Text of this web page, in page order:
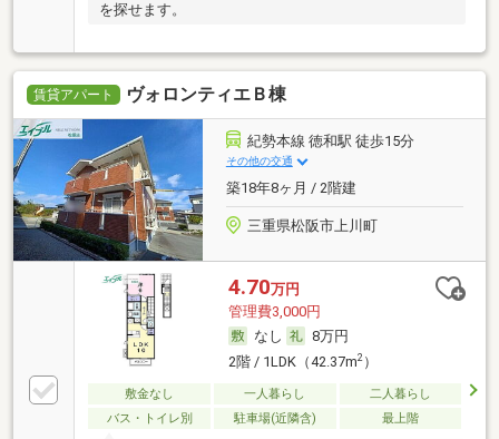
を探せます。
賃貸アパート ヴォロンティエＢ棟
紀勢本線 徳和駅 徒歩15分
その他の交通
築18年8ヶ月 / 2階建
三重県松阪市上川町
4.70万円
管理費3,000円
なし
8万円
2階 / 1LDK（42.37m2）
敷金なし 一人暮らし
二人暮らし
バス・トイレ別
駐車場(近隣含) 最上階